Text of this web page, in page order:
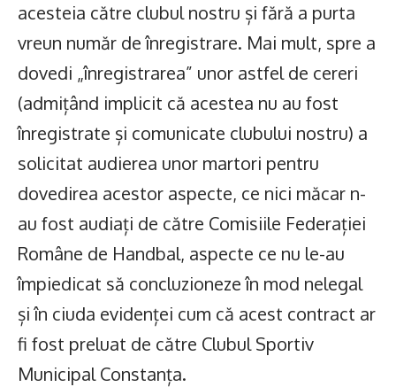
acesteia către clubul nostru și fără a purta
vreun număr de înregistrare. Mai mult, spre a
dovedi „înregistrarea” unor astfel de cereri
(admițând implicit că acestea nu au fost
înregistrate și comunicate clubului nostru) a
solicitat audierea unor martori pentru
dovedirea acestor aspecte, ce nici măcar n-
au fost audiați de către Comisiile Federației
Române de Handbal, aspecte ce nu le-au
împiedicat să concluzioneze în mod nelegal
și în ciuda evidenței cum că acest contract ar
fi fost preluat de către Clubul Sportiv
Municipal Constanța.